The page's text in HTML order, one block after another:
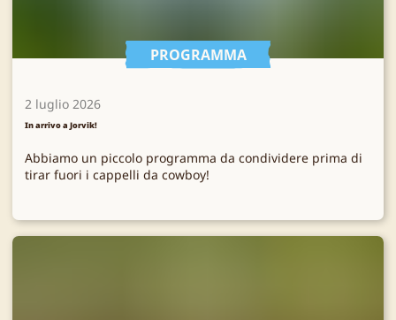
PROGRAMMA
2 luglio 2026
In arrivo a Jorvik!
Abbiamo un piccolo programma da condividere prima di
tirar fuori i cappelli da cowboy!